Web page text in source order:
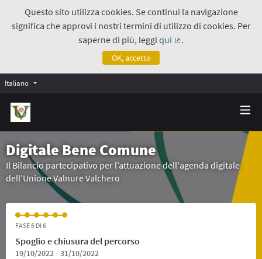
Questo sito utilizza cookies. Se continui la navigazione
significa che approvi i nostri termini di utilizzo di cookies. Per
saperne di più, leggiqui
.
OK, accetto
Italiano
Digitale Bene Comune
Il Bilancio partecipativo per l’attuazione dell'agenda digitale
dell’Unione Valnure Valchero
FASE 6 DI 6
Spoglio e chiusura del percorso
19/10/2022 - 31/10/2022